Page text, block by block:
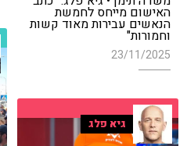
האישום מייחס לחמשת
הנאשים עבירות מאוד קשות
וחמורות"
23/11/2025
גיא פלג